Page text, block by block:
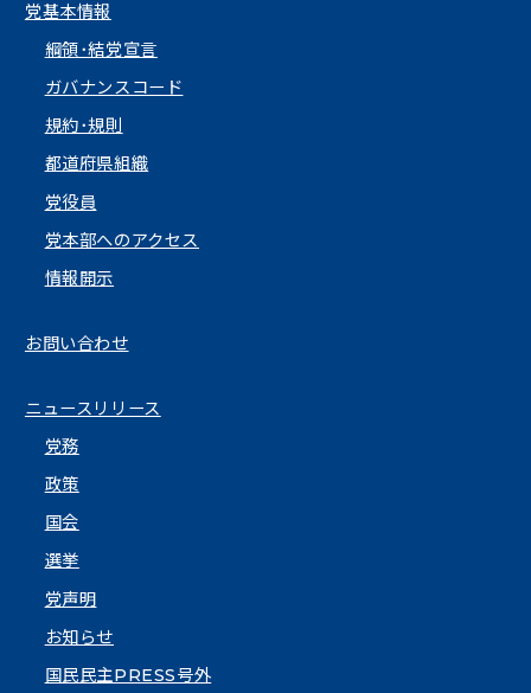
党基本情報
綱領･結党宣言
ガバナンスコード
規約･規則
都道府県組織
党役員
党本部へのアクセス
情報開示
お問い合わせ
ニュースリリース
党務
政策
国会
選挙
党声明
お知らせ
国民民主PRESS号外